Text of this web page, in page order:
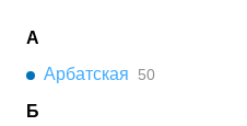
А
Арбатская
50
Б